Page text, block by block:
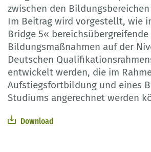
zwischen den
Im Beitrag wird vorgestellt, wie
Bridge 5« bereichsübergreifende
Bildungsmaßnahmen auf der
Deutschen
entwickelt werden, die im
Aufstiegsfortbildung und eines
Studiums angerechnet werden
Download